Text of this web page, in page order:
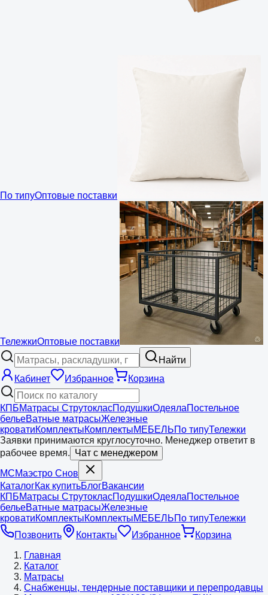
По типуОптовые поставки
ТележкиОптовые поставки
Найти
Кабинет
Избранное Корзина
КПБМатрасы СтрутокласПодушкиОдеялаПостельное
бельеВатные матрасыЖелезные
кроватиКомплектыКомплектыМЕБЕЛЬПо типуТележки
Заявки принимаются круглосуточно. Менеджер ответит в
рабочее время. Чат с менеджером
МСМаэстро Снов
КаталогКак купитьБлогВакансии
КПБМатрасы СтрутокласПодушкиОдеялаПостельное
бельеВатные матрасыЖелезные
кроватиКомплектыКомплектыМЕБЕЛЬПо типуТележки
Позвонить
Контакты Избранное
Корзина
Главная
Каталог
Матрасы
Снабженцы, тендерные поставщики и перепродавцы